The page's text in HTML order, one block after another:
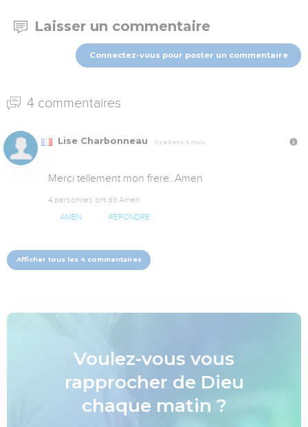
Laisser un commentaire
Connectez-vous pour poster un commentaire
4 commentaires
Lise Charbonneau Il y a 5 ans, 5 mois
Merci tellement mon frere..Amen
4 personnes ont dit Amen
AMEN RÉPONDRE
Afficher tous les 4 commentaires
Voulez-vous vous
rapprocher de Dieu
chaque matin ?